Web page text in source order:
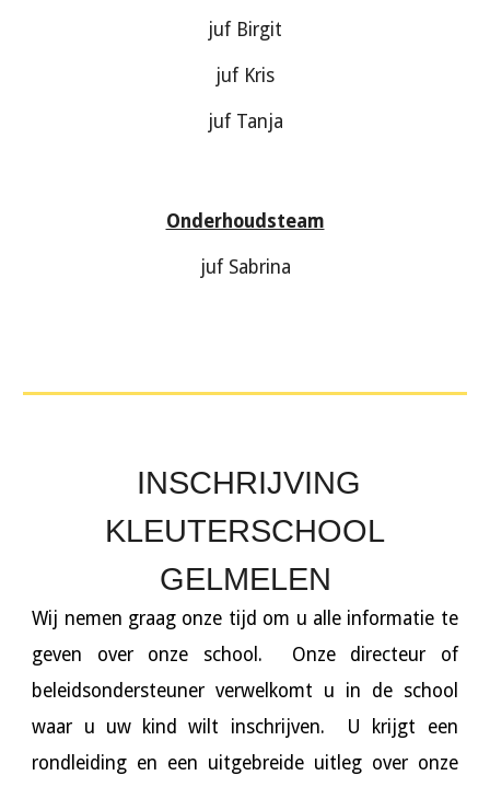
juf Birgit
juf Kris
juf Tanja
Onderhoudsteam
juf Sabrina
INSCHRIJVING
KLEUTERSCHOOL
GELMELEN
Wij nemen graag onze tijd om u alle informatie te
geven over onze school. Onze directeur of
beleidsondersteuner verwelkomt u in de school
waar u uw kind wilt inschrijven. U krijgt een
rondleiding en een uitgebreide uitleg over onze